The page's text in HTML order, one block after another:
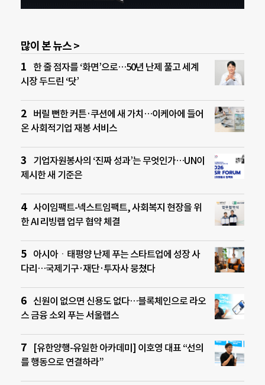
많이 본 뉴스 >
한 줄 점자를 ‘화면’으로…50년 난제 풀고 세계
시장 두드린 ‘닷’
버릴 뻔한 커튼·쿠션에 새 가치…이케아에 들어
온 사회적기업 재봉 서비스
기업자원봉사의 ‘진짜 성과’는 무엇인가…UN이
제시한 새 기준은
사이임팩트-넥스트임팩트, 사회복지 현장을 위
한 AI 리빙랩 업무 협약 체결
아시아ㆍ태평양 난제 푸는 스타트업에 성장 사
다리…국제기구·재단·투자사 뭉쳤다
신원이 없으면 신용도 없다…블록체인으로 라오
스 금융 소외 푸는 서울랩스
[유한양행-유일한 아카데미] 이호영 대표 “선의
를 행동으로 연결하라”